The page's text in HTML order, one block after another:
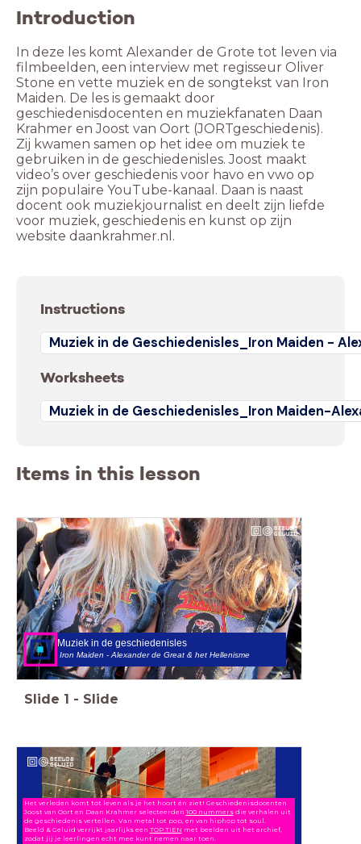
Introduction
In deze les komt Alexander de Grote tot leven via
filmbeelden, een interview met regisseur Oliver
Stone en vette muziek en de songtekst van Iron
Maiden. De les is gemaakt door
geschiedenisdocenten en muziekfanaten Daan
Krahmer en Joost van Oort (JORTgeschiedenis).
Zij kwamen samen op het idee om muziek te
gebruiken in de geschiedenisles. Joost maakt
video’s over geschiedenis voor havo en vwo op
zijn populaire YouTube-kanaal. Daan is naast
docent ook muziekjournalist en deelt zijn liefde
voor muziek, geschiedenis en kunst op zijn
website daankrahmer.nl.
Instructions
Muziek in de Geschiedenisles_Iron Maiden -
Worksheets
Muziek in de Geschiedenisles_Iron Maiden-
Items in this lesson
Muziek in de geschiedenisles
Iron Maiden - Alexander de Great & het Hellenisme
Slide 1 - Slide
Het verleden komt tot leven als je het hoort én ziet! Geschiedenisdocenten
Joost van Oort en Daan Krahmer selecteerden 100 nummersdie verhalen uit
de geschiedenis vertellen. Van metal tot pop, en van hiphop tot soul.
Beeld & Geluid verrijkt jaarlijks een TOP TIEN met beelden uit het archief,
zodat jij je leerlingen echt mee kunt nemen naar toen.